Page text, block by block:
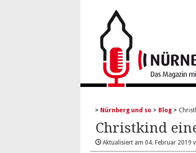
Nürnberg und so Blog
Christkind
Aktualisiert am 04. Februar 2019